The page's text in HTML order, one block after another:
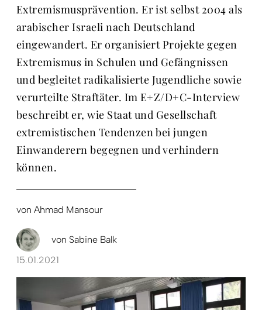
Extremismusprävention. Er ist selbst 2004 als
arabischer Israeli nach Deutschland
eingewandert. Er organisiert Projekte gegen
Extremismus in Schulen und Gefängnissen
und begleitet radikalisierte Jugendliche sowie
verurteilte Straftäter. Im E+Z/D+C-Interview
beschreibt er, wie Staat und Ge­sellschaft
extremistischen Tendenzen bei jungen
Einwanderern begegnen und verhindern
können.
von Ahmad Mansour
von Sabine Balk
15.01.2021